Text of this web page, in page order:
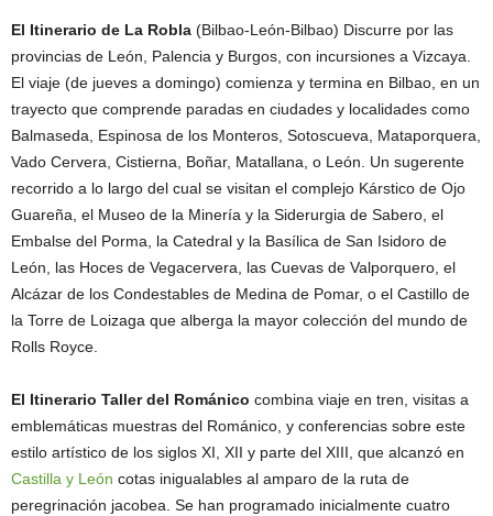
El Itinerario de La Robla (Bilbao-León-Bilbao) Discurre por las
provincias de León, Palencia y Burgos, con incursiones a Vizcaya.
El viaje (de jueves a domingo) comienza y termina en Bilbao, en un
trayecto que comprende paradas en ciudades y localidades como
Balmaseda, Espinosa de los Monteros, Sotoscueva, Mataporquera,
Vado Cervera, Cistierna, Boñar, Matallana, o León. Un sugerente
recorrido a lo largo del cual se visitan el complejo Kárstico de Ojo
Guareña, el Museo de la Minería y la Siderurgia de Sabero, el
Embalse del Porma, la Catedral y la Basílica de San Isidoro de
León, las Hoces de Vegacervera, las Cuevas de Valporquero, el
Alcázar de los Condestables de Medina de Pomar, o el Castillo de
la Torre de Loizaga que alberga la mayor colección del mundo de
Rolls Royce.
El Itinerario Taller del Románico combina viaje en tren, visitas a
emblemáticas muestras del Románico, y conferencias sobre este
estilo artístico de los siglos XI, XII y parte del XIII, que alcanzó en
Castilla y León cotas inigualables al amparo de la ruta de
peregrinación jacobea. Se han programado inicialmente cuatro